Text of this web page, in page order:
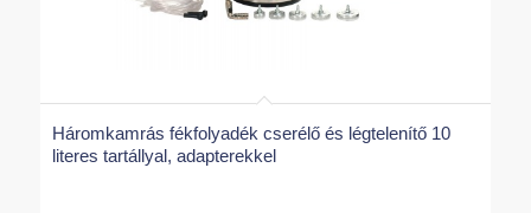
Háromkamrás fékfolyadék cserélő és légtelenítő 10
literes tartállyal, adapterekkel